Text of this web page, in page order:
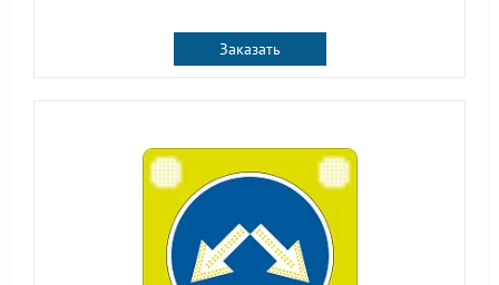
Заказать